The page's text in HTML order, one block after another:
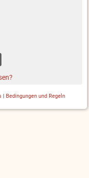
Bedingungen und Regeln